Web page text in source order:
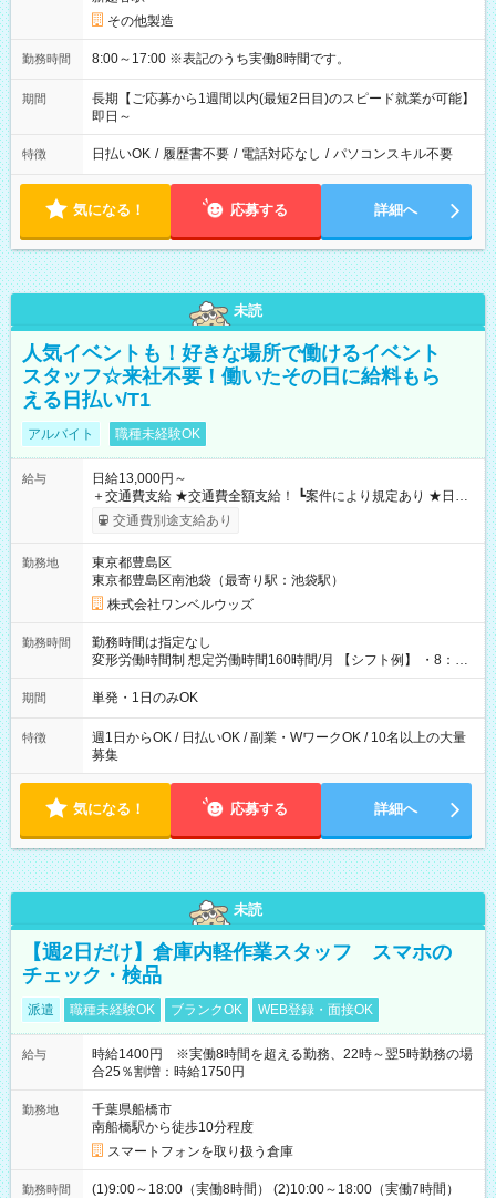
その他製造
勤務時間 8:00～17:00 ※表記のうち実働8時間です。
期間
長期【ご応募から1週間以内(最短2日目)のスピード就業が可能】
即日～
特徴 日払いOK / 履歴書不要 / 電話対応なし / パソコンスキル不要
気になる！ 応募する 詳細へ
未読
人気イベントも！好きな場所で働けるイベント
スタッフ☆来社不要！働いたその日に給料もら
える日払い/T1
アルバイト 職種未経験OK
給与
日給13,000円～
＋交通費支給 ★交通費全額支給！ ┗案件により規定あり ★日払
いOK！（規定あり） ┗働いたその日に現金GET♪ お仕事後はコ
ンビニATMから 日払い分を引き落とせます！ 【試用期間】試
交通費別途支給あり
勤務地
東京都豊島区
東京都豊島区南池袋（最寄り駅：池袋駅）
株式会社ワンベルウッズ
勤務時間
勤務時間は指定なし
変形労働時間制 想定労働時間160時間/月 【シフト例】 ・8：00
～21：00
期間 単発・1日のみOK
特徴
週1日からOK / 日払いOK / 副業・WワークOK / 10名以上の大量
募集
気になる！ 応募する 詳細へ
未読
【週2日だけ】倉庫内軽作業スタッフ スマホの
チェック・検品
派遣 職種未経験OK ブランクOK WEB登録・面接OK
給与
時給1400円 ※実働8時間を超える勤務、22時～翌5時勤務の場
合25％割増：時給1750円
勤務地
千葉県船橋市
南船橋駅から徒歩10分程度
スマートフォンを取り扱う倉庫
勤務時間
(1)9:00～18:00（実働8時間） (2)10:00～18:00（実働7時間）